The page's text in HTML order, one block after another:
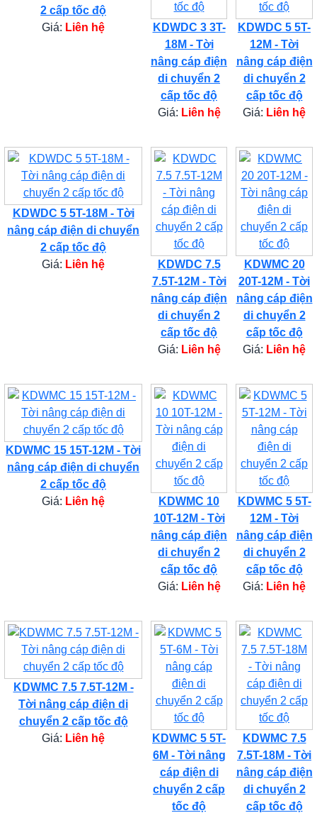
2 cấp tốc độ
Giá: Liên hệ
KDWDC 3 3T-
18M - Tời
nâng cáp điện
di chuyển 2
cấp tốc độ
Giá: Liên hệ
KDWDC 5 5T-
12M - Tời
nâng cáp điện
di chuyển 2
cấp tốc độ
Giá: Liên hệ
KDWDC 5 5T-18M - Tời
nâng cáp điện di chuyển
2 cấp tốc độ
Giá: Liên hệ
KDWDC 7.5
7.5T-12M - Tời
nâng cáp điện
di chuyển 2
cấp tốc độ
Giá: Liên hệ
KDWMC 20
20T-12M - Tời
nâng cáp điện
di chuyển 2
cấp tốc độ
Giá: Liên hệ
KDWMC 15 15T-12M - Tời
nâng cáp điện di chuyển
2 cấp tốc độ
Giá: Liên hệ
KDWMC 10
10T-12M - Tời
nâng cáp điện
di chuyển 2
cấp tốc độ
Giá: Liên hệ
KDWMC 5 5T-
12M - Tời
nâng cáp điện
di chuyển 2
cấp tốc độ
Giá: Liên hệ
KDWMC 7.5 7.5T-12M -
Tời nâng cáp điện di
chuyển 2 cấp tốc độ
Giá: Liên hệ
KDWMC 5 5T-
6M - Tời nâng
cáp điện di
chuyển 2 cấp
tốc độ
KDWMC 7.5
7.5T-18M - Tời
nâng cáp điện
di chuyển 2
cấp tốc độ